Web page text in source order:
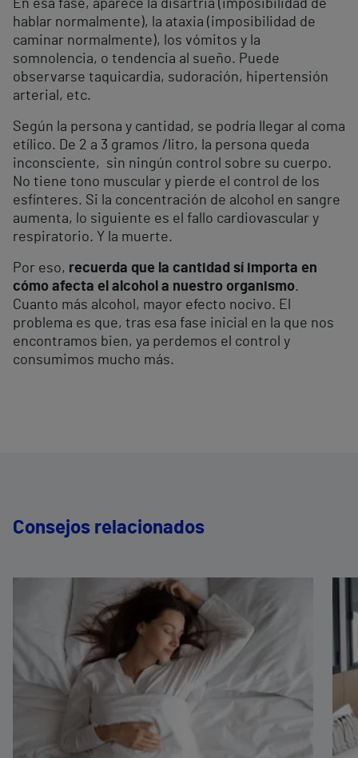
En esa fase, aparece la disartria (imposibilidad de
hablar normalmente), la ataxia (imposibilidad de
caminar normalmente), los vómitos y la
somnolencia, o tendencia al sueño. Puede
observarse taquicardia, sudoración, hipertensión
arterial, etc.
Según la persona y cantidad, se podría llegar al coma
etílico. De 2 a 3 gramos /litro, la persona queda
inconsciente, sin ningún control sobre su cuerpo.
No tiene tono muscular y pierde el control de los
esfínteres. Si la concentración de alcohol en sangre
aumenta, lo siguiente es el fallo cardiovascular y
respiratorio. Y la muerte.
Por eso, recuerda que la cantidad sí importa en
cómo afecta el alcohol a nuestro organismo.
Cuanto más alcohol, mayor efecto nocivo. El
problema es que, tras esa fase inicial en la que nos
encontramos bien, ya perdemos el control y
consumimos mucho más.
Consejos relacionados